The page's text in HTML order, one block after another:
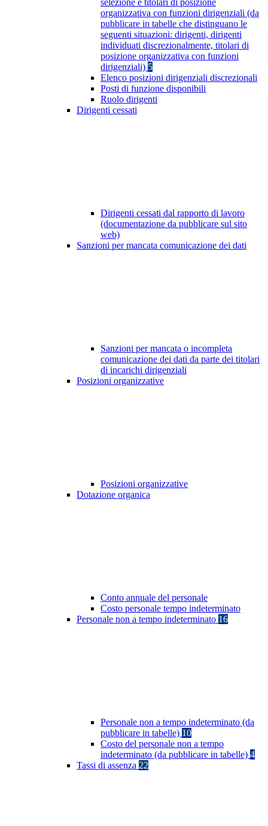
selezione e titolari di posizione
organizzativa con funzioni dirigenziali (da
pubblicare in tabelle che distinguano le
seguenti situazioni: dirigenti, dirigenti
individuati discrezionalmente, titolari di
posizione organizzativa con funzioni
dirigenziali) 5
Elenco posizioni dirigenziali discrezionali
Posti di funzione disponibili
Ruolo dirigenti
Dirigenti cessati
Dirigenti cessati dal rapporto di lavoro
(documentazione da pubblicare sul sito
web)
Sanzioni per mancata comunicazione dei dati
Sanzioni per mancata o incompleta
comunicazione dei dati da parte dei titolari
di incarichi dirigenziali
Posizioni organizzative
Posizioni organizzative
Dotazione organica
Conto annuale del personale
Costo personale tempo indeterminato
Personale non a tempo indeterminato 16
Personale non a tempo indeterminato (da
pubblicare in tabelle) 10
Costo del personale non a tempo
indeterminato (da pubblicare in tabelle) 4
Tassi di assenza 22